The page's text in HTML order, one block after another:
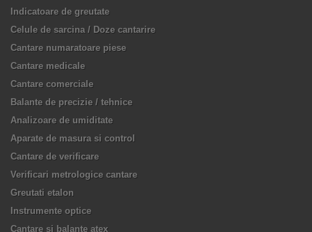
Indicatoare de greutate
Celule de sarcina / Doze cantarire
Cantare numaratoare piese
Cantare medicale
Cantare comerciale
Balante de precizie / tehnice
Analizoare de umiditate
Aparate de masura si control
Cantare de verificare
Verificari metrologice cantare
Greutati etalon
Instrumente optice
Cantare si balante atex